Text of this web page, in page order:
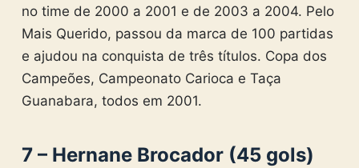
no time de 2000 a 2001 e de 2003 a 2004. Pelo
Mais Querido, passou da marca de 100 partidas
e ajudou na conquista de três títulos. Copa dos
Campeões, Campeonato Carioca e Taça
Guanabara, todos em 2001.
7 – Hernane Brocador (45 gols)